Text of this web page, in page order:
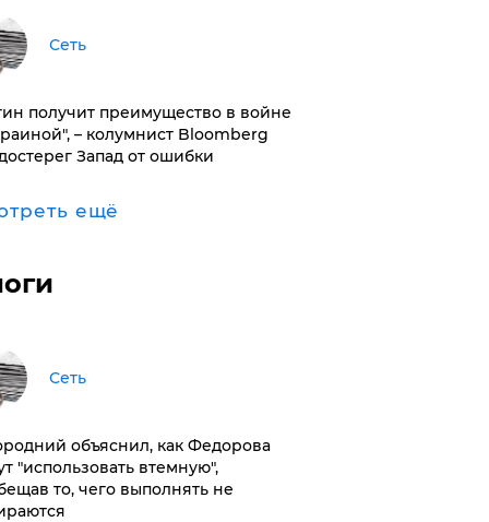
Сеть
получит преимущество в войне
– колумнист Bloomberg
Запад от ошибки
ещё
Сеть
объяснил, как Федорова
"использовать втемную",
то, чего выполнять не